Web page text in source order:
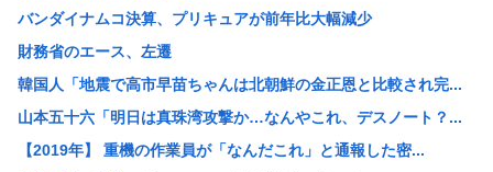
ついに来ちゃったの？アメリカでヒューマノイドロボットが家...
中国製ルーター20機種にバックドア、外部から完全制御のお...
中国人のリウさん、新エネ車で国境越えたら遠隔操作で30時...
北朝鮮が何かを発射
コメ価格先行き指数 過去最低 今後も値下がり傾向
バンダイナムコ決算、プリキュアが前年比大幅減少
財務省のエース、左遷
韓国人「地震で高市早苗ちゃんは北朝鮮の金正恩と比較され完...
山本五十六「明日は真珠湾攻撃か…なんやこれ、デスノート？...
【2019年】 重機の作業員が「なんだこれ」と通報した密...